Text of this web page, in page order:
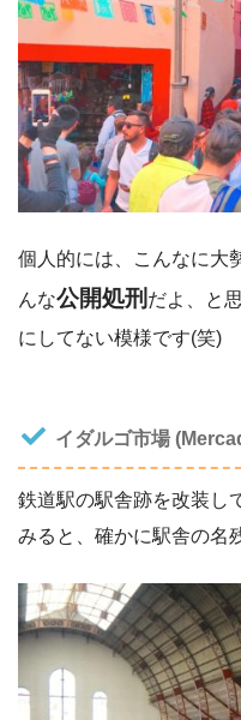
個人的には、こんなに大
んな公開処刑 だよ、と
にしてない模様です(笑)
イダルゴ市場
鉄道駅の駅舎跡を改装し
みると、確かに駅舎の名